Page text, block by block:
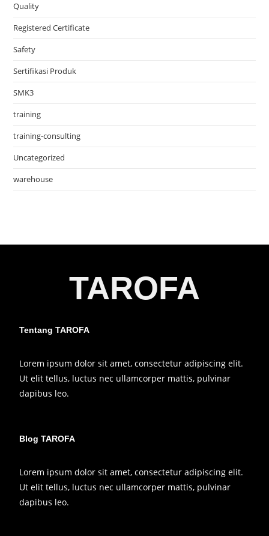
Quality
Registered Certificate
Safety
Sertifikasi Produk
SMK3
training
training-consulting
Uncategorized
warehouse
TAROFA
Tentang TAROFA
Lorem ipsum dolor sit amet, consectetur adipiscing elit.
Ut elit tellus, luctus nec ullamcorper mattis, pulvinar
dapibus leo.
Blog TAROFA
Lorem ipsum dolor sit amet, consectetur adipiscing elit.
Ut elit tellus, luctus nec ullamcorper mattis, pulvinar
dapibus leo.